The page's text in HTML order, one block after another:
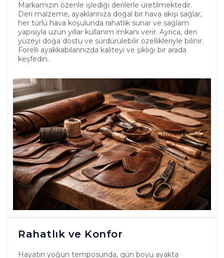
Markamızın özenle işlediği derilerle üretilmektedir.
Deri malzeme, ayaklarınıza doğal bir hava akışı sağlar,
her türlü hava koşulunda rahatlık sunar ve sağlam
yapısıyla uzun yıllar kullanım imkanı verir. Ayrıca, deri
yüzeyi doğa dostu ve sürdürülebilir özellikleriyle bilinir.
Forelli ayakkabılarınızda kaliteyi ve şıklığı bir arada
keşfedin.
Rahatlık ve Konfor
Hayatın yoğun temposunda, gün boyu ayakta